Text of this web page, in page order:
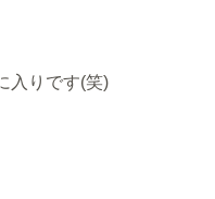
入りです(笑)